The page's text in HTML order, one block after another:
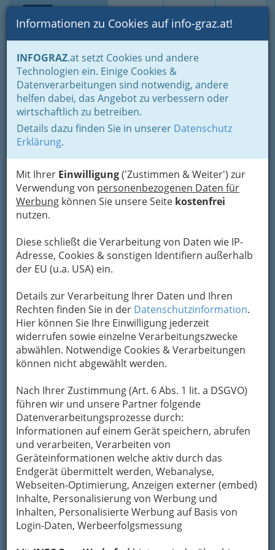
Suche Login Toggle
Informationen zu Cookies auf info-graz.at!
INFOGRAZ.at setzt Cookies und andere
Technologien ein. Einige Cookies &
Datenverarbeitungen sind notwendig, andere
helfen dabei, das Angebot zu verbessern oder
wirtschaftlich zu betreiben.
Details dazu finden Sie in unserer Datenschutz
Erklärung.
Mit Ihrer Einwilligung('Zustimmen & Weiter') zur
Verwendung von personenbezogenen Daten für
Werbung können Sie unsere Seite kostenfrei
nutzen.
Diese schließt die Verarbeitung von Daten wie IP-
Adresse, Cookies & sonstigen Identifiern außerhalb
der EU (u.a. USA) ein.
Details zur Verarbeitung Ihrer Daten und Ihren
Rechten finden Sie in der Datenschutzinformation.
Hier können Sie Ihre Einwilligung jederzeit
widerrufen sowie einzelne Verarbeitungszwecke
abwählen. Notwendige Cookies & Verarbeitungen
können nicht abgewählt werden.
Nach Ihrer Zustimmung (Art. 6 Abs. 1 lit. a DSGVO)
führen wir und unsere Partner folgende
Datenverarbeitungsprozesse durch:
Informationen auf einem Gerät speichern, abrufen
und verarbeiten, Verarbeiten von
Geräteinformationen welche aktiv durch das
Endgerät übermittelt werden, Webanalyse,
Webseiten-Optimierung, Anzeigen externer (embed)
Inhalte, Personalisierung von Werbung und
Inhalten, Personalisierte Werbung auf Basis von
Login-Daten, Werbeerfolgsmessung
Home Fotos Festivals und Veranstaltungsreihen
Marina and the Kats -
Murszene 2017 Graz
Mariahilferplatz
Mariahilferplatz - 001
Vergrößern
Previous Next
Marina and the Kats
Murszene Graz Mariahilferplatz
Festivals wie dieMurszeneamMariahilferplatz
sind es, die denKultursommer in Grazso
einzigartig machen –Weltmusik vom Feinsten
unter freiem Himmel – bei freiem Eintritt.